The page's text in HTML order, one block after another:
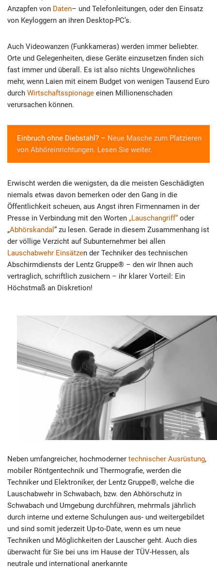
Anzapfen von Daten– und Telefonleitungen, oder den Einsatz
von Keyloggern an ihren Desktop-PC’s.
Auch Videowanzen (Funkkameras) werden immer beliebter.
Orte und Gelegenheiten, diese Geräte einzusetzen finden sich
fast immer und überall. Es ist also nichts Ungewöhnliches
mehr, wenn Laien mit einem Budget von wenigen Tausend Euro
durch Wirtschaftsspionage einen Millionenschaden
verursachen können.
Einbruch ohne Diebstahl? – Neue Masche zum Platzieren
von Abhöreinrichtungen. Lesen Sie weiter.
Erwischt werden die wenigsten, da die meisten Geschädigten
niemals etwas davon bemerken oder den Gang in die
Öffentlichkeit scheuen, aus Angst ihren Firmennamen in der
Presse in Verbindung mit den Worten „Lauschangriff“ oder
„Abhörskandal “ zu lesen. Gerade in diesem Zusammenhang ist
der völlige Verzicht auf Subunternehmer bei allen
Lauschabwehr Einsätzen der Techniker des technischen
Abschirmdiensts der Lentz Gruppe® – den wir Ihnen auch
vertraglich, schriftlich zusichern – ihr klarer Vorteil: Ein
Höchstmaß an Diskretion!
Neben umfangreicher, hochmoderner technischer Ausrüstung,
mobiler Röntgentechnik und Thermografie, werden die
Techniker und Elektroniker, der Lentz Gruppe®, welche die
Lauschabwehr in Schwabach, bzw. den Abhörschutz in
Schwabach und Umgebung durchführen, mehrmals jährlich
durch interne und externe Schulungen aus- und weitergebildet
und sind somit jederzeit Up-to-Date, wenn es um neue
Techniken und Möglichkeiten der Lauscher geht. Auch dies
überwacht für Sie bei uns im Hause der TÜV-Hessen, als
neutrale und international anerkannte